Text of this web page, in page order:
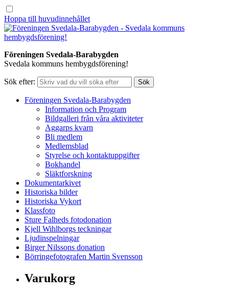
Hoppa till huvudinnehållet
Föreningen Svedala-Barabygden
Svedala kommuns hembygdsförening!
Sök efter:
Föreningen Svedala-Barabygden
Information och Program
Bildgalleri från våra aktiviteter
Aggarps kvarn
Bli medlem
Medlemsblad
Styrelse och kontaktuppgifter
Bokhandel
Släktforskning
Dokumentarkivet
Historiska bilder
Historiska Vykort
Klassfoto
Sture Falheds fotodonation
Kjell Wihlborgs teckningar
Ljudinspelningar
Birger Nilssons donation
Börringefotografen Martin Svensson
Varukorg